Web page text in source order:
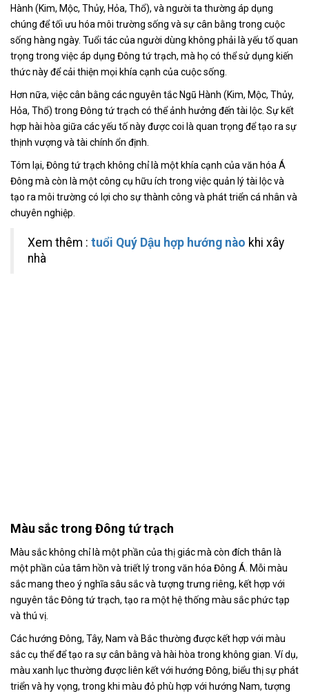
Hành (Kim, Mộc, Thủy, Hỏa, Thổ), và người ta thường áp dụng
chúng để tối ưu hóa môi trường sống và sự cân bằng trong cuộc
sống hàng ngày. Tuổi tác của người dùng không phải là yếu tố quan
trọng trong việc áp dụng Đông tứ trạch, mà họ có thể sử dụng kiến
thức này để cải thiện mọi khía cạnh của cuộc sống.
Hơn nữa, việc cân bằng các nguyên tắc Ngũ Hành (Kim, Mộc, Thủy,
Hỏa, Thổ) trong Đông tứ trạch có thể ảnh hưởng đến tài lộc. Sự kết
hợp hài hòa giữa các yếu tố này được coi là quan trọng để tạo ra sự
thịnh vượng và tài chính ổn định.
Tóm lại, Đông tứ trạch không chỉ là một khía cạnh của văn hóa Á
Đông mà còn là một công cụ hữu ích trong việc quản lý tài lộc và
tạo ra môi trường có lợi cho sự thành công và phát triển cá nhân và
chuyên nghiệp.
Xem thêm : tuổi Quý Dậu hợp hướng nào khi xây
nhà
Màu sắc trong Đông tứ trạch
Màu sắc không chỉ là một phần của thị giác mà còn đích thân là
một phần của tâm hồn và triết lý trong văn hóa Đông Á. Mỗi màu
sắc mang theo ý nghĩa sâu sắc và tượng trưng riêng, kết hợp với
nguyên tắc Đông tứ trạch, tạo ra một hệ thống màu sắc phức tạp
và thú vị.
Các hướng Đông, Tây, Nam và Bắc thường được kết hợp với màu
sắc cụ thể để tạo ra sự cân bằng và hài hòa trong không gian. Ví dụ,
màu xanh lục thường được liên kết với hướng Đông, biểu thị sự phát
triển và hy vọng, trong khi màu đỏ phù hợp với hướng Nam, tượng